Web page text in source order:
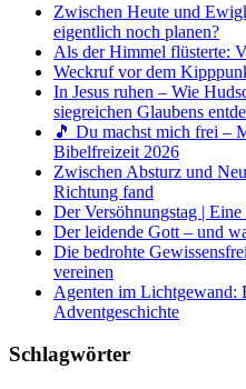
Zwischen Heute und
eigentlich noch planen?
Als der Himmel flüsterte:
Weckruf vor dem
In Jesus ruhen – Wie
siegreichen Glaubens
🎵 Du machst mich frei –
Bibelfreizeit 2026
Zwischen Absturz und
Richtung fand
Der Versöhnungstag |
Der leidende Gott – und
Die bedrohte
vereinen
Agenten im Lichtgewand:
Adventgeschichte
Schlagwörter